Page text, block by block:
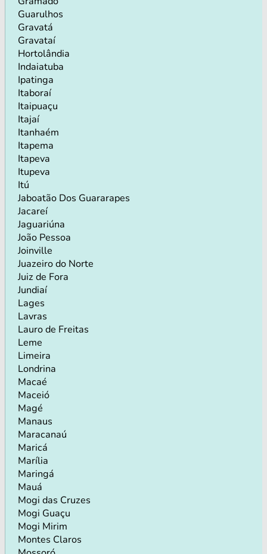
Guarulhos
Gravatá
Gravataí
Hortolândia
Indaiatuba
Ipatinga
Itaboraí
Itaipuaçu
Itajaí
Itanhaém
Itapema
Itapeva
Itupeva
Itú
Jaboatão Dos Guararapes
Jacareí
Jaguariúna
João Pessoa
Joinville
Juazeiro do Norte
Juiz de Fora
Jundiaí
Lages
Lavras
Lauro de Freitas
Leme
Limeira
Londrina
Macaé
Maceió
Magé
Manaus
Maracanaú
Maricá
Marília
Maringá
Mauá
Mogi das Cruzes
Mogi Guaçu
Mogi Mirim
Montes Claros